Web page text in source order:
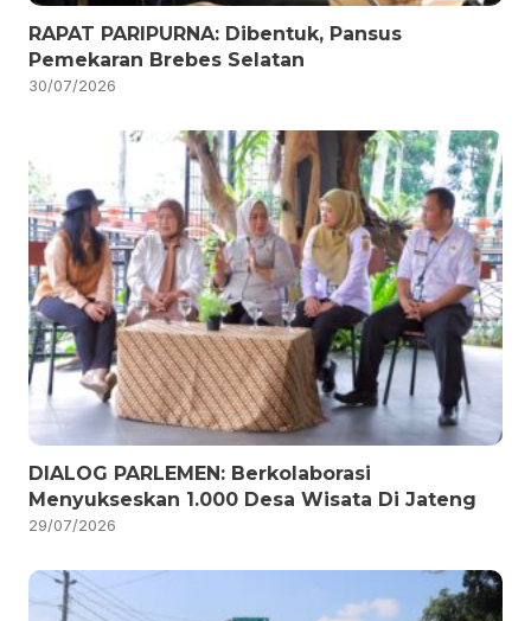
RAPAT PARIPURNA: Dibentuk, Pansus
Pemekaran Brebes Selatan
30/07/2026
DIALOG PARLEMEN: Berkolaborasi
Menyukseskan 1.000 Desa Wisata Di Jateng
29/07/2026